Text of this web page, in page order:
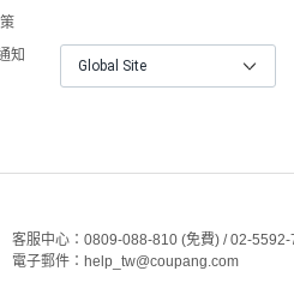
知
Global Site
客服中心：0809-088-810 (免費) / 02-
電子郵件：help_tw@coupang.com